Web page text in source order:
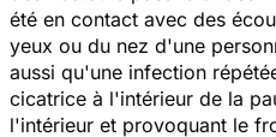
été en contact avec des
yeux ou du nez d'une
aussi qu'une infection
cicatrice à l'intérieur de la
l'intérieur et provoquant le